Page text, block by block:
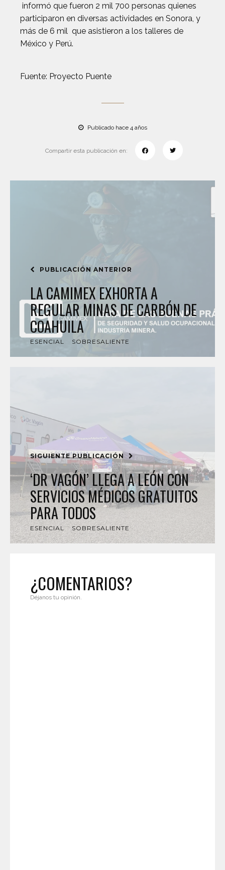
informó que fueron 2 mil 700 personas quienes
participaron en diversas actividades en Sonora, y
más de 6 mil que asistieron a los talleres de
México y Perú.
Fuente: Proyecto Puente
Publicado hace 4 años
Compartir esta publicación en:
PUBLICACIÓN ANTERIOR
LA CAMIMEX EXHORTA A
REGULAR MINAS DE CARBÓN DE
COAHUILA
ESENCIAL SOBRESALIENTE
SIGUIENTE PUBLICACIÓN
‘DR VAGÓN’ LLEGA A LEÓN CON
SERVICIOS MÉDICOS GRATUITOS
PARA TODOS
ESENCIAL SOBRESALIENTE
¿COMENTARIOS?
Déjanos tu opinión.